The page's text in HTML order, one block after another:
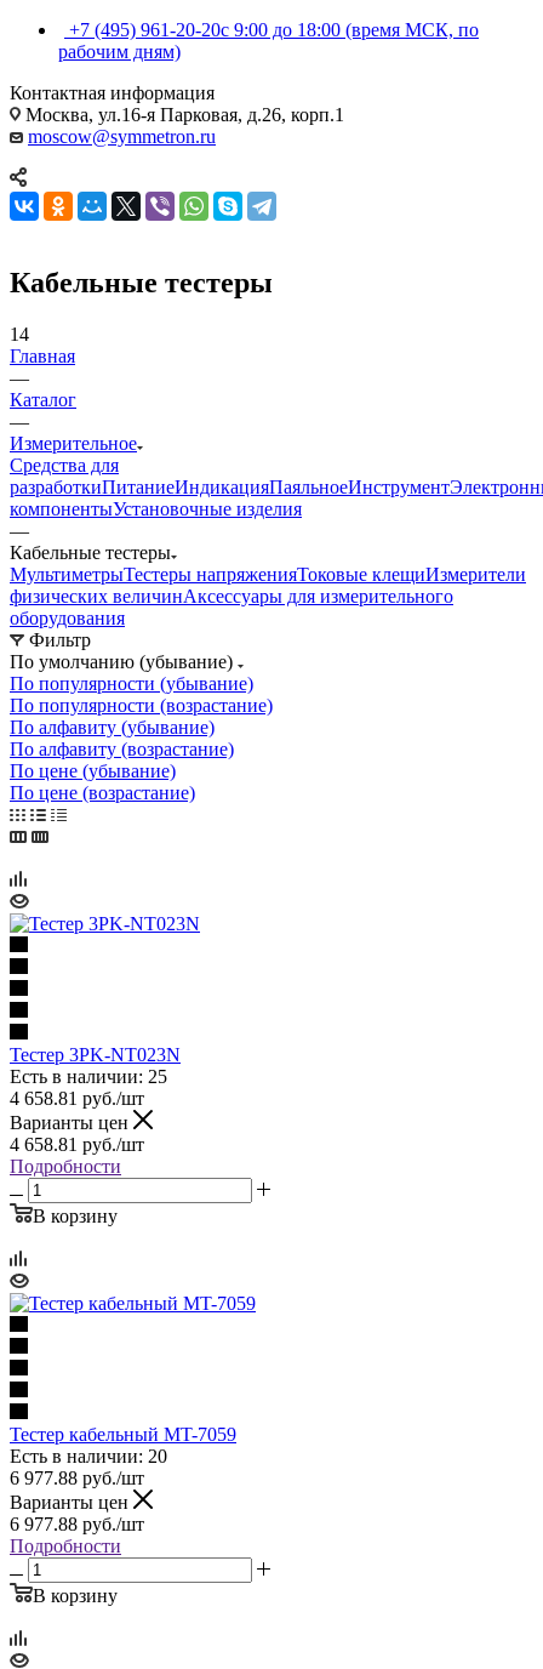
+7 (495) 961-20-20с 9:00 до 18:00 (время МСК, по
рабочим дням)
Контактная информация
Москва, ул.16-я Парковая, д.26, корп.1
moscow@symmetron.ru
Кабельные тестеры
14
Главная
—
Каталог
—
Измерительное
Средства для
разработкиПитаниеИндикацияПаяльноеИнструмент
компонентыУстановочные изделия
—
Кабельные тестеры
МультиметрыТестеры напряженияТоковые клещиИзмерители
физических величинАксессуары для измерительного
оборудования
Фильтр
По умолчанию (убывание)
По популярности (убывание)
По популярности (возрастание)
По алфавиту (убывание)
По алфавиту (возрастание)
По цене (убывание)
По цене (возрастание)
Тестер 3PK-NT023N
Есть в наличии: 25
4 658.81 руб./шт
Варианты цен
4 658.81 руб./шт
Подробности
В корзину
Тестер кабельный MT-7059
Есть в наличии: 20
6 977.88 руб./шт
Варианты цен
6 977.88 руб./шт
Подробности
В корзину